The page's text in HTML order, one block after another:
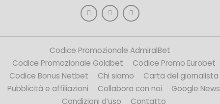
Codice Promozionale AdmiralBet
Codice Promozionale Goldbet
Codice Promo Eurobet
Codice Bonus Netbet
Chi siamo
Carta del giornalista
Pubblicità e affiliazioni
Collabora con noi
Google News
Condizioni d’uso
Contatto